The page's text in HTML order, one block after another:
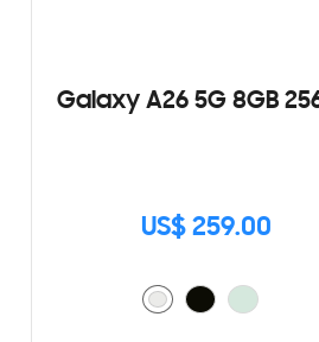
Galaxy A26 5G 8GB
US$ 259.00